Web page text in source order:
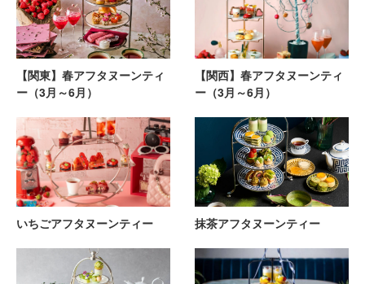
【関東】春アフタヌーンティ
ー（3月～6月）
【関西】春アフタヌーンティ
ー（3月～6月）
いちごアフタヌーンティー 抹茶アフタヌーンティー